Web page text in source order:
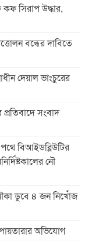
সিরাপ উদ্ধার,
বন্ধের দাবিতে
দেয়াল ভাংচুরের
প্রতিবাদে সংবাদ
বিআইডব্লিউটির
নৌ
ডুবে ৪ জন নিখোঁজ
অভিযোগ